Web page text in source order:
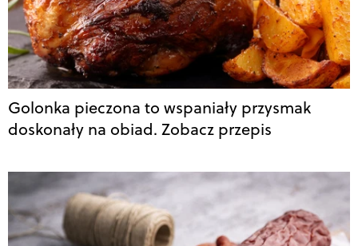
Golonka pieczona to wspaniały przysmak
doskonały na obiad. Zobacz przepis